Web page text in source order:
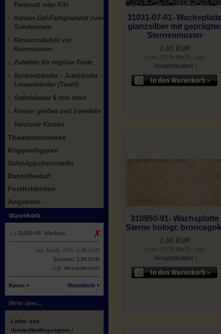
Perlmutt oder Filz
Kerzen-Gel-Farbgranulat zum
Sonderpreis
Kerzenzubehör zur
Kommunion
Zubehör für regiöse Feste
Spitzenbänder - Jutebänder -
Leinenbänder (Textil)
Satinbänder 6 mm breit
Kerzen gießen und Veredeln
Verzierte Kerzen
Theaterschminke
Krippenfiguren
Schnäppchenmarkt
Bastelbedarf
Festlichkeiten
Angebote
Warenkorb
1 x 31030-58- Wachspl...
inkl. MwSt. 19%: 0,46 EUR
Summe: 2,90 EUR
zzgl. Versandkosten
Kasse » Warenkorb »
Mehr über...
Liefer- und
Versandbedingungenn /
31031-07-01-
glanzsilber mit
Sternenmuster
2,65 EUR
( inkl. 19 % MwSt. zzgl.
Versandkosten )
310950-91- Wachsplatte
Sterne hologr.
2,65 EUR
( inkl. 19 % MwSt. zzgl.
Versandkosten )